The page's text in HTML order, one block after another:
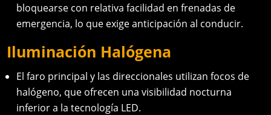
bloquearse con relativa facilidad en frenadas de
emergencia, lo que exige anticipación al conducir.
Iluminación Halógena
El faro principal y las direccionales utilizan focos de
halógeno, que ofrecen una visibilidad nocturna
inferior a la tecnología LED.